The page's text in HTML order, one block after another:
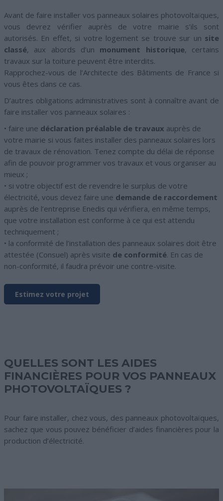
Avant de faire installer vos panneaux solaires photovoltaïques,
vous devrez vérifier auprès de votre mairie s’ils sont
autorisés. En effet, si votre logement se trouve sur un site
classé, aux abords d’un monument historique, certains
travaux sur la toiture peuvent être interdits.
Rapprochez-vous de l’Architecte des Bâtiments de France si
vous êtes dans ce cas.
D’autres obligations administratives sont à connaître avant de
faire installer vos panneaux solaires :
• faire une déclaration préalable de travaux auprès de
votre mairie si vous faites installer des panneaux solaires lors
de travaux de rénovation. Tenez compte du délai de réponse
afin de pouvoir programmer vos travaux et vous organiser au
mieux ;
• si votre objectif est de revendre le surplus de votre
électricité, vous devez faire une demande de raccordement
auprès de l’entreprise Enedis qui vérifiera, en même temps,
que votre installation est conforme à ce qui est attendu
techniquement ;
• la conformité de l’installation des panneaux solaires doit être
attestée (Consuel) après visite de conformité. En cas de
non-conformité, il faudra prévoir une contre-visite.
Estimez votre projet
QUELLES SONT LES AIDES
FINANCIÈRES POUR VOS PANNEAUX
PHOTOVOLTAÏQUES ?
Pour faire installer, chez vous, des panneaux photovoltaïques,
sachez que vous pouvez bénéficier d’aides financières pour la
production d’électricité.